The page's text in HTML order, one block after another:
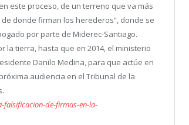
este proceso, de un terreno que va más
donde firman los herederos”, donde se
por parte de Miderec-Santiago.
la tierra, hasta que en 2014, el ministerio
Danilo Medina, para que actúe en
audiencia en el Tribunal de la
de-firmas-en-la-